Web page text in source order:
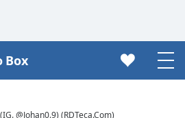
Box
@Johan0.9) (RDTeca.Com)